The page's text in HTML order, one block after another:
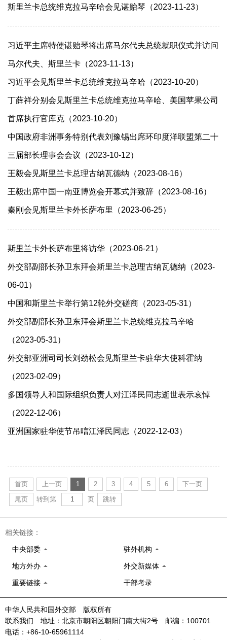
斯里兰卡总统维克拉马辛哈会见谌贻琴（2023-11-23）
习近平主席特使谌贻琴将出席马尔代夫总统就职仪式并访问
马尔代夫、斯里兰卡（2023-11-13）
习近平会见斯里兰卡总统维克拉马辛哈（2023-10-20）
丁薛祥分别会见斯里兰卡总统维克拉马辛哈、美国苹果公司
首席执行官库克（2023-10-20）
中国政府非洲事务特别代表刘豫锡出席环印度洋联盟第二十
三届部长理事会会议（2023-10-12）
王毅会见斯里兰卡总理古纳瓦德纳（2023-08-16）
王毅出席中国一南亚博览会开幕式并致辞（2023-08-16）
秦刚会见斯里兰卡外长萨布里（2023-06-25）
斯里兰卡外长萨布里将访华（2023-06-21）
外交部副部长孙卫东拜会斯里兰卡总理古纳瓦德纳（2023-
06-01）
中国和斯里兰卡举行第12轮外交磋商（2023-05-31）
外交部副部长孙卫东拜会斯里兰卡总统维克拉马辛哈
（2023-05-31）
外交部亚洲司司长刘劲松会见斯里兰卡驻华大使科霍纳
（2023-02-09）
多国领导人和国际组织负责人对江泽民同志逝世表示哀悼
（2022-12-06）
亚洲国家驻华使节吊唁江泽民同志（2022-12-03）
首页 上一页 1 2 3 4 5 6
下一页
尾页
转到第 页 跳转
相关链接：
中央部委 驻外机构
地方外办 外交新媒体
重要链接 干部考录
中华人民共和国外交部 版权所有
联系我们 地址：北京市朝阳区朝阳门南大街2号 邮编：100701
电话：+86-10-65961114